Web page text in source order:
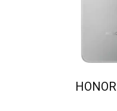
سعر و مواصفات HONOR